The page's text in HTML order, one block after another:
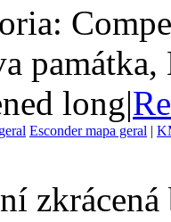
long|
Esconder mapa geral |